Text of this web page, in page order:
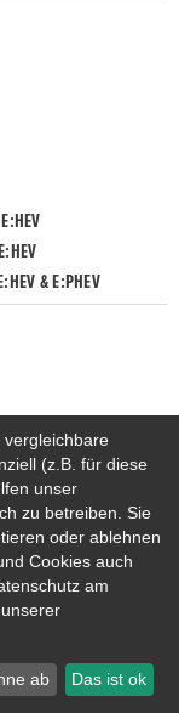
& E:PHEV
vergleichbare
(z.B. für diese
unser
zu betreiben. Sie
oder ablehnen
Cookies auch
am
ab Das ist ok